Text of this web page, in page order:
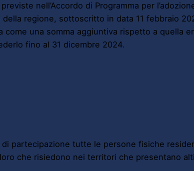
nell’Accordo di Programma per
della regione, sottoscritto in data 11 febbraio
una somma aggiuntiva rispetto a quella
fino al 31 dicembre 2024.
partecipazione tutte le persone fisiche
che risiedono nei territori che presentano